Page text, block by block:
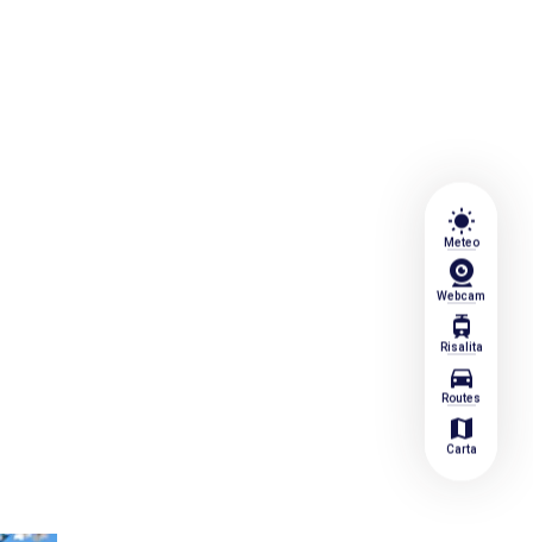
wb_sunny
Meteo
Webcam
tram
Risalita
directions_car
Routes
map
Carta